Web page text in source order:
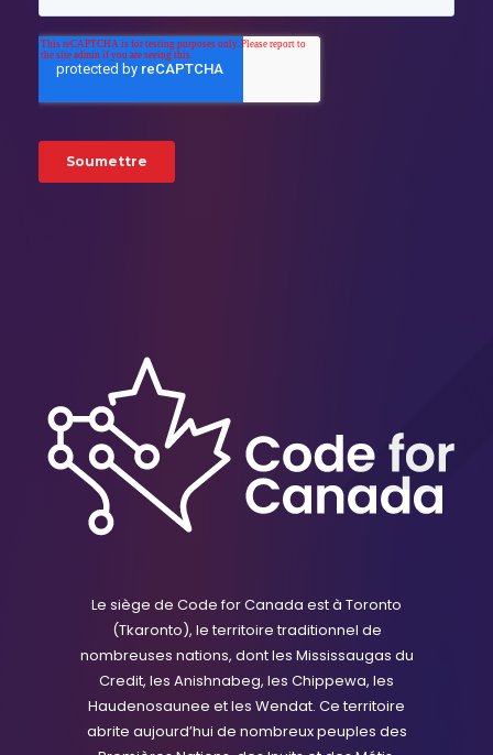
Le siège de Code for Canada est à Toronto
(Tkaronto), le territoire traditionnel de
nombreuses nations, dont les Mississaugas du
Credit, les Anishnabeg, les Chippewa, les
Haudenosaunee et les Wendat. Ce territoire
abrite aujourd’hui de nombreux peuples des